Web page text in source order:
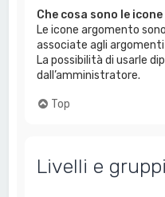
Che cosa sono le
Le icone argomento
associate agli
La possibilità di usarle
dall’amministratore.
Top
Livelli e